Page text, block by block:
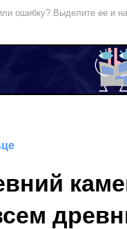
ошибку? Выделите ее и